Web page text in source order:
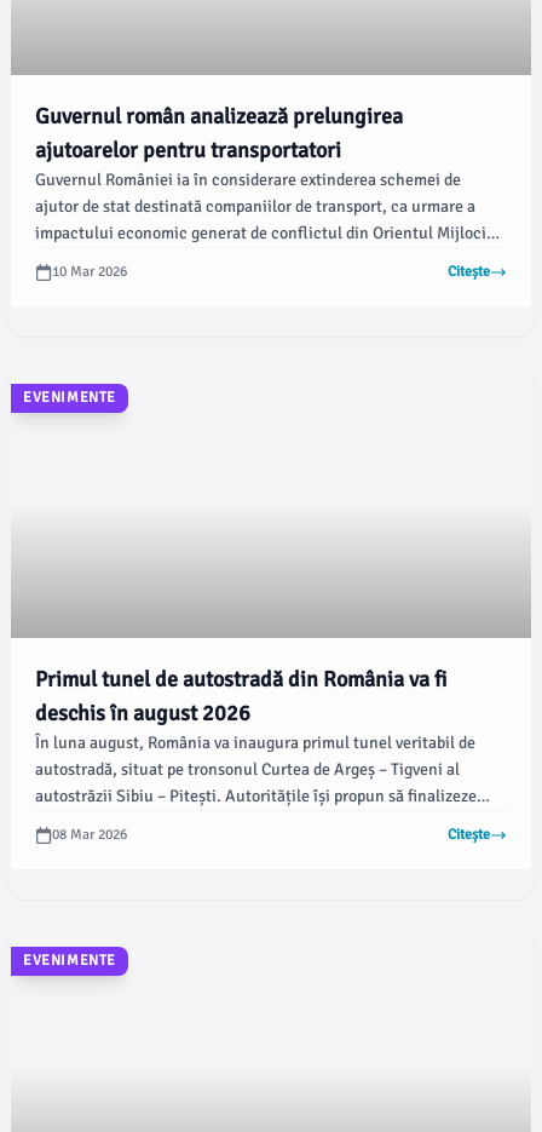
Guvernul român analizează prelungirea
ajutoarelor pentru transportatori
Guvernul României ia în considerare extinderea schemei de
ajutor de stat destinată companiilor de transport, ca urmare a
impactului economic generat de conflictul din Orientul Mijlociu.
Această inițiativă a fost discutată luni, în cadrul întâlnirii
Coaliției de guvernare, și a primit susținerea premierului Ilie
10 Mar 2026 Citește
EVENIMENTE
Primul tunel de autostradă din România va fi
deschis în august 2026
În luna august, România va inaugura primul tunel veritabil de
autostradă, situat pe tronsonul Curtea de Argeș – Tigveni al
autostrăzii Sibiu – Pitești. Autoritățile își propun să finalizeze
trecerea Carpaților până în perioada 2029–2030, conform
declarațiilor lui Ionel Scrioșteanu, secretar de stat în Ministerul
08 Mar 2026 Citește
EVENIMENTE